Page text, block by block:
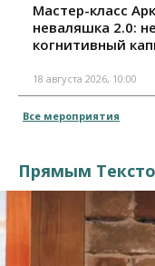
Мастер-класс
неваляшка 2.0:
когнитивный
18 августа 2026, 10:00
Все мероприятия
Прямым